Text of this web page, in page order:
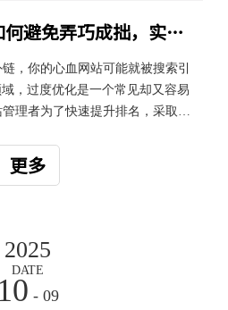
SEO优化红线：如何避免弄巧成拙，实现持续增长
，你的心血网站可能就被搜索引
，过度优化是一个常见却又容易
理者为了快速提升排名，采取了
的企业在网站优化过程中存在
，导致用户流失率上升、转化路
更多
2025
DATE
10 - 09